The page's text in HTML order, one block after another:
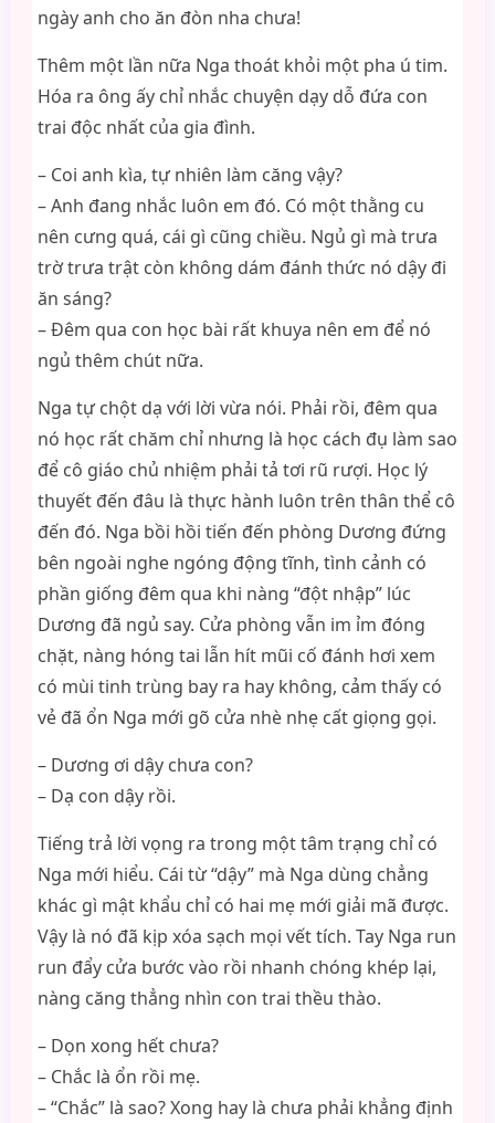
ngày anh cho ăn đòn nha chưa!
Thêm một lần nữa Nga thoát khỏi một pha ú tim.
Hóa ra ông ấy chỉ nhắc chuyện dạy dỗ đứa con
trai độc nhất của gia đình.
– Coi anh kìa, tự nhiên làm căng vậy?
– Anh đang nhắc luôn em đó. Có một thằng cu
nên cưng quá, cái gì cũng chiều. Ngủ gì mà trưa
trờ trưa trật còn không dám đánh thức nó dậy đi
ăn sáng?
– Đêm qua con học bài rất khuya nên em để nó
ngủ thêm chút nữa.
Nga tự chột dạ với lời vừa nói. Phải rồi, đêm qua
nó học rất chăm chỉ nhưng là học cách đụ làm sao
để cô giáo chủ nhiệm phải tả tơi rũ rượi. Học lý
thuyết đến đâu là thực hành luôn trên thân thể cô
đến đó. Nga bồi hồi tiến đến phòng Dương đứng
bên ngoài nghe ngóng động tĩnh, tình cảnh có
phần giống đêm qua khi nàng “đột nhập” lúc
Dương đã ngủ say. Cửa phòng vẫn im ỉm đóng
chặt, nàng hóng tai lẫn hít mũi cố đánh hơi xem
có mùi tinh trùng bay ra hay không, cảm thấy có
vẻ đã ổn Nga mới gõ cửa nhè nhẹ cất giọng gọi.
– Dương ơi dậy chưa con?
– Dạ con dậy rồi.
Tiếng trả lời vọng ra trong một tâm trạng chỉ có
Nga mới hiểu. Cái từ “dậy” mà Nga dùng chẳng
khác gì mật khẩu chỉ có hai mẹ mới giải mã được.
Vậy là nó đã kịp xóa sạch mọi vết tích. Tay Nga run
run đẩy cửa bước vào rồi nhanh chóng khép lại,
nàng căng thẳng nhìn con trai thều thào.
– Dọn xong hết chưa?
– Chắc là ổn rồi mẹ.
– “Chắc” là sao? Xong hay là chưa phải khẳng định